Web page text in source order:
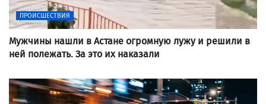
ПРОИСШЕСТВИЯ
Мужчины нашли в Астане огромную лужу и решили в
ней полежать. За это их наказали